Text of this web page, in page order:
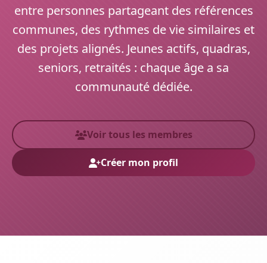
entre personnes partageant des références
communes, des rythmes de vie similaires et
des projets alignés. Jeunes actifs, quadras,
seniors, retraités : chaque âge a sa
communauté dédiée.
Voir tous les membres
Créer mon profil